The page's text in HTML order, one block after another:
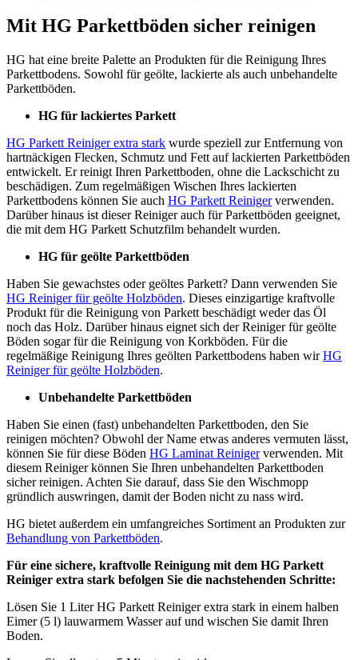
Mit HG Parkettböden sicher reinigen
HG hat eine breite Palette an Produkten für die Reinigung Ihres
Parkettbodens. Sowohl für geölte, lackierte als auch unbehandelte
Parkettböden.
HG für lackiertes Parkett
HG Parkett Reiniger extra stark wurde speziell zur Entfernung von
hartnäckigen Flecken, Schmutz und Fett auf lackierten Parkettböden
entwickelt. Er reinigt Ihren Parkettboden, ohne die Lackschicht zu
beschädigen. Zum regelmäßigen Wischen Ihres lackierten
Parkettbodens können Sie auch HG Parkett Reinigerverwenden.
Darüber hinaus ist dieser Reiniger auch für Parkettböden geeignet,
die mit dem HG Parkett Schutzfilm behandelt wurden.
HG für geölte Parkettböden
Haben Sie gewachstes oder geöltes Parkett? Dann verwenden Sie
HG Reiniger für geölte Holzböden. Dieses einzigartige kraftvolle
Produkt für die Reinigung von Parkett beschädigt weder das Öl
noch das Holz. Darüber hinaus eignet sich der Reiniger für geölte
Böden sogar für die Reinigung von Korkböden. Für die
regelmäßige Reinigung Ihres geölten Parkettbodens haben wirHG
Reiniger für geölte Holzböden.
Unbehandelte Parkettböden
Haben Sie einen (fast) unbehandelten Parkettboden, den Sie
reinigen möchten? Obwohl der Name etwas anderes vermuten lässt,
können Sie für diese Böden HG Laminat Reinigerverwenden. Mit
diesem Reiniger können Sie Ihren unbehandelten Parkettboden
sicher reinigen. Achten Sie darauf, dass Sie den Wischmopp
gründlich auswringen, damit der Boden nicht zu nass wird.
HG bietet außerdem ein umfangreiches Sortiment an Produkten zur
Behandlung von Parkettböden.
Für eine sichere, kraftvolle Reinigung mit dem HG Parkett
Reiniger extra stark befolgen Sie die nachstehenden Schritte:
Lösen Sie 1 Liter HG Parkett Reiniger extra stark in einem halben
Eimer (5 l) lauwarmem Wasser auf und wischen Sie damit Ihren
Boden.